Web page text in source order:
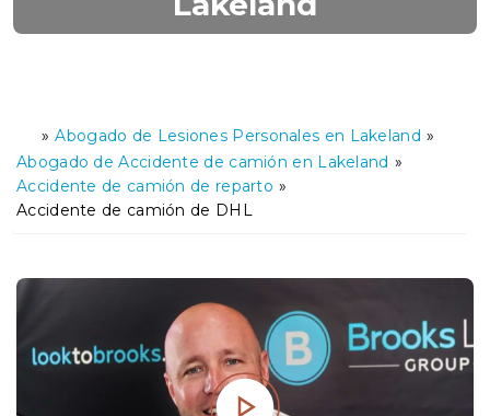
ci
o
» Abogado de Lesiones Personales en Lakeland »
Abogado de Accidente de camión en Lakeland »
Accidente de camión de reparto »
Accidente de camión de DHL